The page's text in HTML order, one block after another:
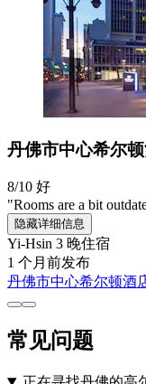
丹佛市中心希尔
8/10 好
"Rooms are a bit
隐藏详细信息
Yi-Hsin 3 晚住宿
1 个月前发布
丹佛市中心希尔顿酒
常见问题